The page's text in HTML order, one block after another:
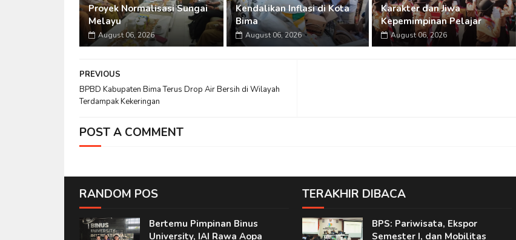
Proyek Normalisasi Sungai
Melayu
August 06, 2026
Kendalikan Inflasi di Kota
Bima
August 06, 2026
Karakter dan Jiwa
Kepemimpinan Pelajar
August 06, 2026
PREVIOUS
BPBD Kabupaten Bima Terus Drop Air Bersih di Wilayah
Terdampak Kekeringan
POST A COMMENT
RANDOM POS
Bertemu Pimpinan Binus
University, IAI Rawa Aopa
TERAKHIR DIBACA
BPS: Pariwisata, Ekspor
Semester I, dan Mobilitas